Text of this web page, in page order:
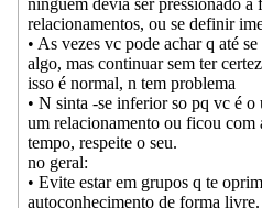
relacionamentos, ou se definir
• As vezes vc pode achar q até
algo, mas continuar sem ter
isso é normal, n tem problema
• N sinta -se inferior so pq vc é
um relacionamento ou ficou com
tempo, respeite o seu.
no geral:
• Evite estar em grupos q te
autoconhecimento de forma